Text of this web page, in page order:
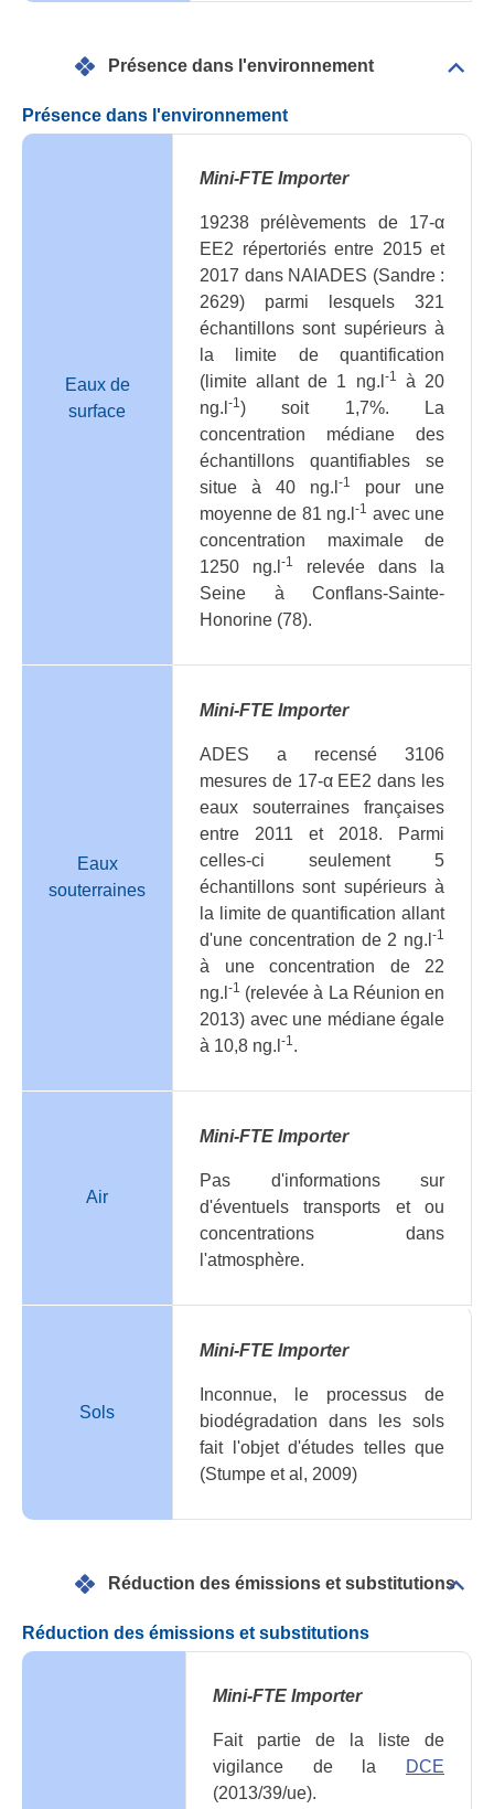
Présence dans l'environnement
Présence dans l'environnement
Eaux de
surface
Mini-FTE Importer
19238 prélèvements de 17-α
EE2 répertoriés entre 2015 et
2017 dans NAIADES (Sandre :
2629) parmi lesquels 321
échantillons sont supérieurs à
la limite de quantification
(limite allant de 1 ng.l -1
à 20
ng.l -1) soit 1,7%. La
concentration médiane des
échantillons quantifiables se
situe à 40 ng.l -1
pour une
moyenne de 81 ng.l-1 avec une
concentration maximale de
1250 ng.l -1
relevée dans la
Seine à Conflans-Sainte-
Honorine (78).
Eaux
souterraines
Mini-FTE Importer
ADES a recensé 3106
mesures de 17-α EE2 dans les
eaux souterraines françaises
entre 2011 et 2018. Parmi
celles-ci seulement 5
échantillons sont supérieurs à
la limite de quantification allant
d'une concentration de 2 ng.l -1
à une concentration de 22
ng.l -1 (relevée à La Réunion en
2013) avec une médiane égale
à 10,8 ng.l -1.
Air
Mini-FTE Importer
Pas d'informations sur
d'éventuels transports et ou
concentrations dans
l'atmosphère.
Sols
Mini-FTE Importer
Inconnue, le processus de
biodégradation dans les sols
fait l'objet d'études telles que
(Stumpe et al, 2009)
Réduction des émissions et substitutions
Réduction des émissions et substitutions
Mini-FTE Importer
Fait partie de la liste de
vigilance de la
DCE
(2013/39/ue).